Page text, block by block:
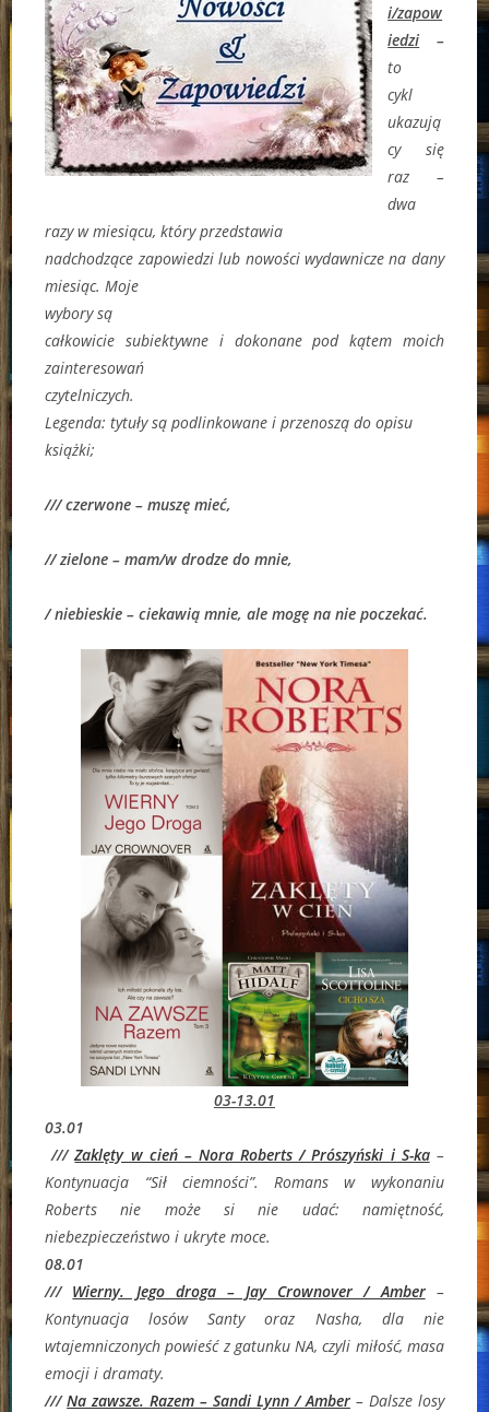
i/zapow
iedzi –
to
cykl
ukazują
cy się
raz –
dwa
razy w miesiącu, który przedstawia
nadchodzące zapowiedzi lub nowości wydawnicze na dany
miesiąc. Moje
wybory są
całkowicie subiektywne i dokonane pod kątem moich
zainteresowań
czytelniczych.
Legenda:tytuły są podlinkowane i przenoszą do opisu
książki;
/// czerwone – muszę mieć,
// zielone – mam/w drodze do mnie,
/ niebieskie – ciekawią mnie, ale mogę na nie poczekać.
03-13.01
03.01
///Zaklęty w cień – Nora Roberts / Prószyński i S-ka –
Kontynuacja “Sił ciemności”. Romans w wykonaniu
Roberts nie może si nie udać: namiętność,
niebezpieczeństwo i ukryte moce.
08.01
/// Wierny. Jego droga – Jay Crownover / Amber–
Kontynuacja losów Santy oraz Nasha, dla nie
wtajemniczonych powieść z gatunku NA, czyli miłość, masa
emocji i dramaty.
///Na zawsze. Razem – Sandi Lynn / Amber– Dalsze losy